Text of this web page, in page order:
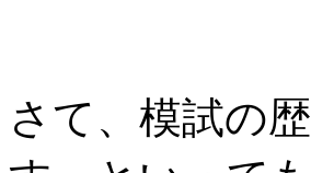
さて、模試の